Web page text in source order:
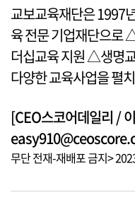
교보교육재단은 1997
육 전문 기업재단으
더십교육 지원 △생명
다양한 교육사업을 펼
[CEO스코어데일리 /
무단 전재-재배포 금지>